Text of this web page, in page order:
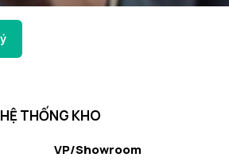
HỆ THỐNG KHO
VP/Showroom